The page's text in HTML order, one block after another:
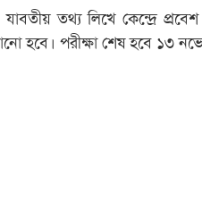
তথ্য লিখে কেন্দ্রে
হবে। পরীক্ষা শেষ হবে ১৩